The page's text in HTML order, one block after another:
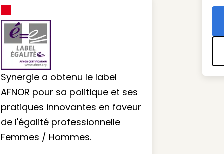
Synergie a obtenu le label
AFNOR pour sa politique et ses
pratiques innovantes en faveur
de l'égalité professionnelle
Femmes / Hommes.